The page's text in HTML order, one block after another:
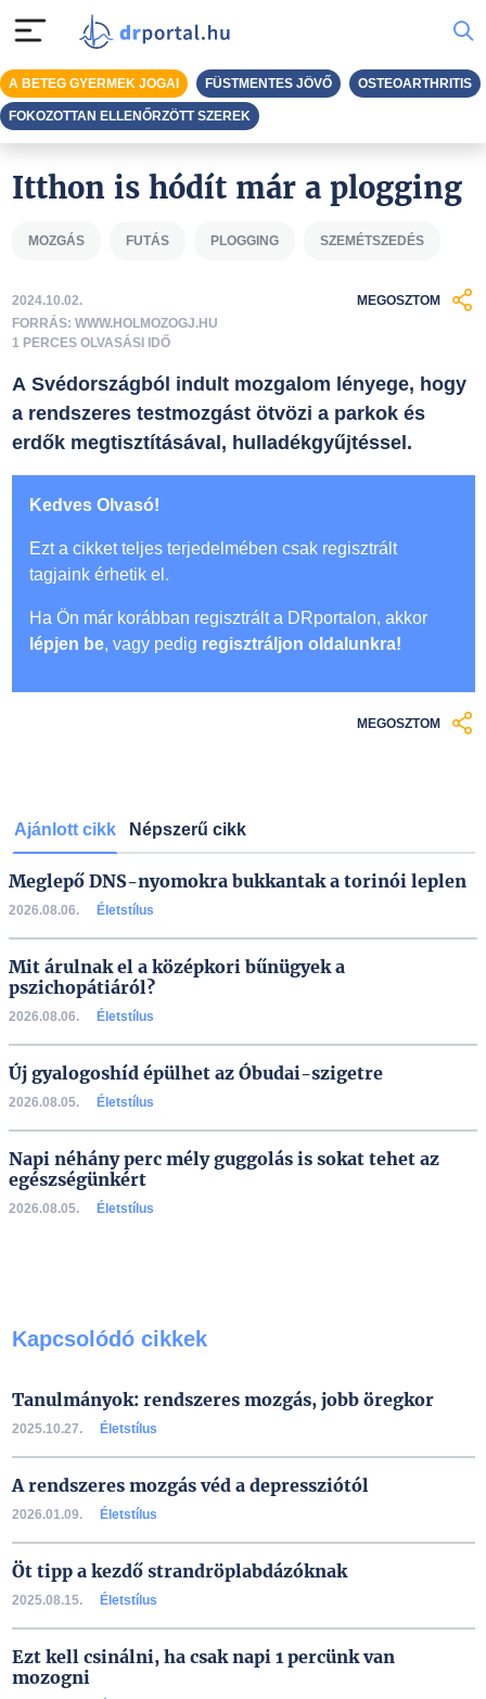
Itthon is hódít már a plogging
MOZGÁS FUTÁS PLOGGING SZEMÉTSZEDÉS
2024.10.02.
FORRÁS: WWW.HOLMOZOGJ.HU
1 PERCES OLVASÁSI IDŐ
MEGOSZTOM
A Svédországból indult mozgalom lényege, hogy
a rendszeres testmozgást ötvözi a parkok és
erdők megtisztításával, hulladékgyűjtéssel.
Kedves Olvasó!
Ezt a cikket teljes terjedelmében csak regisztrált
tagjaink érhetik el.
Ha Ön már korábban regisztrált a DRportalon, akkor
lépjen be, vagy pedig regisztráljon oldalunkra!
MEGOSZTOM
Ajánlott cikk Népszerű cikk
Meglepő DNS-nyomokra bukkantak a torinói leplen
2026.08.06. Életstílus
Mit árulnak el a középkori bűnügyek a
pszichopátiáról?
2026.08.06. Életstílus
Új gyalogoshíd épülhet az Óbudai-szigetre
2026.08.05. Életstílus
Napi néhány perc mély guggolás is sokat tehet az
egészségünkért
2026.08.05. Életstílus
Kapcsolódó cikkek
Tanulmányok: rendszeres mozgás, jobb öregkor
2025.10.27. Életstílus
A rendszeres mozgás véd a depressziótól
2026.01.09. Életstílus
Öt tipp a kezdő strandröplabdázóknak
2025.08.15. Életstílus
Ezt kell csinálni, ha csak napi 1 percünk van
mozogni
A BETEG GYERMEK JOGAI FÜSTMENTES JÖVŐ OSTEOARTHRITIS
FOKOZOTTAN ELLENŐRZÖTT SZEREK